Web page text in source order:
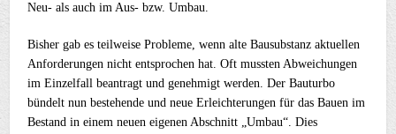
Neu- als auch im Aus- bzw. Umbau.
Bisher gab es teilweise Probleme, wenn alte Bausubstanz aktuellen
Anforderungen nicht entsprochen hat. Oft mussten Abweichungen
im Einzelfall beantragt und genehmigt werden. Der Bauturbo
bündelt nun bestehende und neue Erleichterungen für das Bauen im
Bestand in einem neuen eigenen Abschnitt „Umbau“. Dies